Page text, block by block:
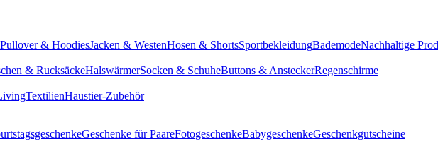
Pullover & HoodiesJacken & WestenHosen & ShortsSportbekleidungBademodeNachhaltige
& RucksäckeHalswärmerSocken & SchuheButtons & AnsteckerRegenschirme
TextilienHaustier-Zubehör
Geschenke für PaareFotogeschenkeBabygeschenkeGeschenkgutscheine